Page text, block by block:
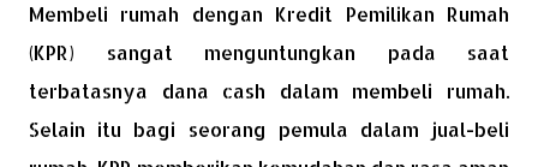
Membeli rumah dengan Kredit Pemilikan Rumah
(KPR) sangat menguntungkan pada saat
terbatasnya dana cash dalam membeli rumah.
Selain itu bagi seorang pemula dalam jual-beli